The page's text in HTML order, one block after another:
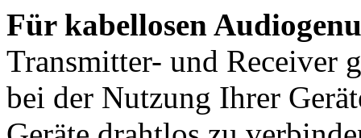
Für kabellosen
Transmitter- und Receiver
bei der Nutzung Ihrer